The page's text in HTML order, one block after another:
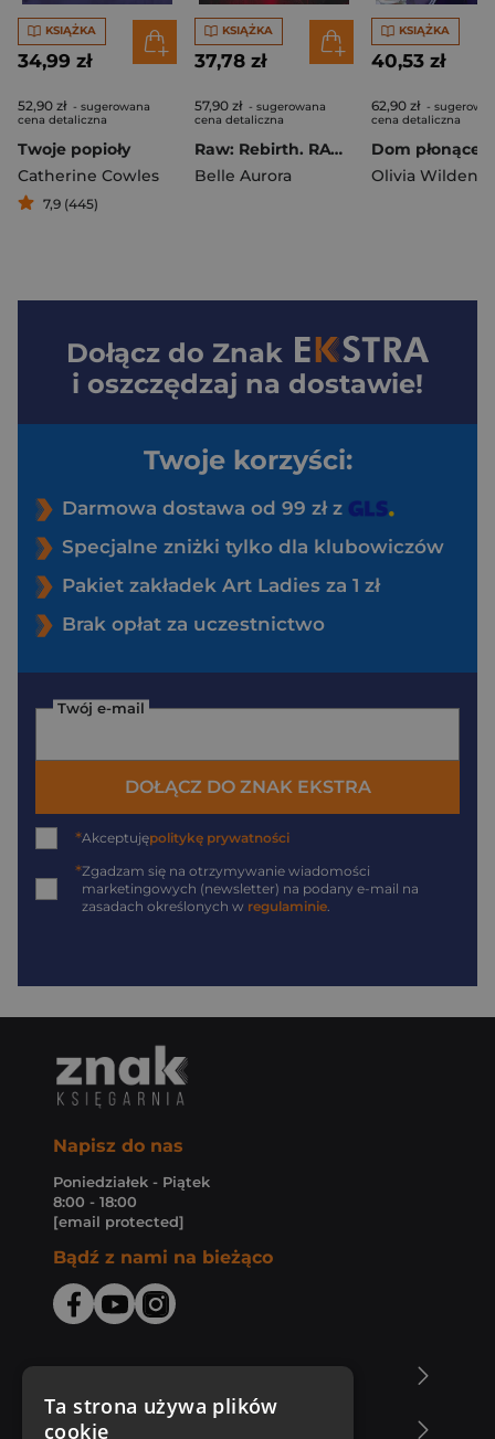
KSIĄŻKA
34,99 zł
52,90 zł - sugerowana
cena detaliczna
Twoje popioły
Catherine Cowles
7,9 (445)
KSIĄŻKA
37,78 zł
57,90 zł - sugerowana
cena detaliczna
Raw: Rebirth. RAW Family wyd. 2
Belle Aurora
KSIĄŻKA
40,53 zł
62,90 zł -
cena detaliczna
Olivia
Dołącz do Znak
i oszczędzaj na dostawie!
Twoje korzyści:
Darmowa dostawa od 99 zł z
Specjalne zniżki tylko dla klubowiczów
Pakiet zakładek Art Ladies za 1 zł
Brak opłat za uczestnictwo
Twój e-mail
DOŁĄCZ DO ZNAK EKSTRA
*Akceptujępolitykę prywatności
*Zgadzam się na otrzymywanie wiadomości
marketingowych (newsletter) na podany e-mail na
zasadach określonych w regulaminie
Napisz do nas
Poniedziałek - Piątek
8:00 - 18:00
[email protected]
Bądź z nami na bieżąco
Zakupy u nas
Ta strona używa plików
cookie